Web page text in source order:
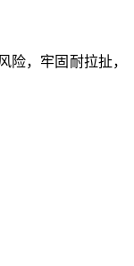
险，牢固耐拉扯，